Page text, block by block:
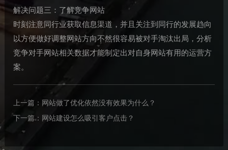
解决问题三：了解竞争网站
时刻注意同行业获取信息渠道，并且关注到同行的发展趋向
以方便做好调整网站方向不然很容易被对手淘汰出局，分析
竞争对手网站相关数据才能制定出对自身网站有用的运营方
案。
上一篇： 网站做了优化依然没有效果为什么？
下一篇： 网站建设怎么吸引客户点击？